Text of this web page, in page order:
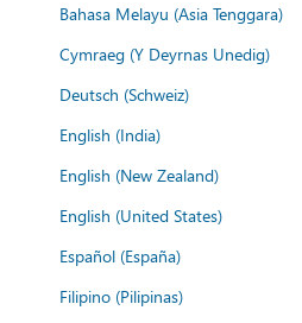
Bahasa Melayu (Asia Tenggara)
Cymraeg (Y Deyrnas Unedig)
Deutsch (Schweiz)
English (India)
English (New Zealand)
English (United States)
Español (España)
Filipino (Pilipinas)